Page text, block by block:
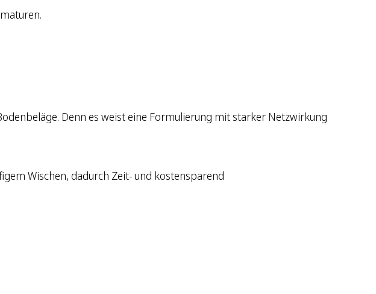
Denn es weist eine Formulierung mit starker Netzwirkung
Wischen, dadurch Zeit- und kostensparend